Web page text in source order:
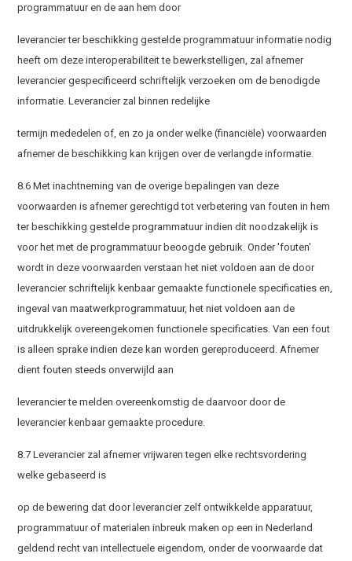
programmatuur en de aan hem door
leverancier ter beschikking gestelde programmatuur informatie nodig
heeft om deze interoperabiliteit te bewerkstelligen, zal afnemer
leverancier gespecificeerd schriftelijk verzoeken om de benodigde
informatie. Leverancier zal binnen redelijke
termijn mededelen of, en zo ja onder welke (financiële) voorwaarden
afnemer de beschikking kan krijgen over de verlangde informatie.
8.6 Met inachtneming van de overige bepalingen van deze
voorwaarden is afnemer gerechtigd tot verbetering van fouten in hem
ter beschikking gestelde programmatuur indien dit noodzakelijk is
voor het met de programmatuur beoogde gebruik. Onder 'fouten'
wordt in deze voorwaarden verstaan het niet voldoen aan de door
leverancier schriftelijk kenbaar gemaakte functionele specificaties en,
ingeval van maatwerkprogrammatuur, het niet voldoen aan de
uitdrukkelijk overeengekomen functionele specificaties. Van een fout
is alleen sprake indien deze kan worden gereproduceerd. Afnemer
dient fouten steeds onverwijld aan
leverancier te melden overeenkomstig de daarvoor door de
leverancier kenbaar gemaakte procedure.
8.7 Leverancier zal afnemer vrijwaren tegen elke rechtsvordering
welke gebaseerd is
op de bewering dat door leverancier zelf ontwikkelde apparatuur,
programmatuur of materialen inbreuk maken op een in Nederland
geldend recht van intellectuele eigendom, onder de voorwaarde dat